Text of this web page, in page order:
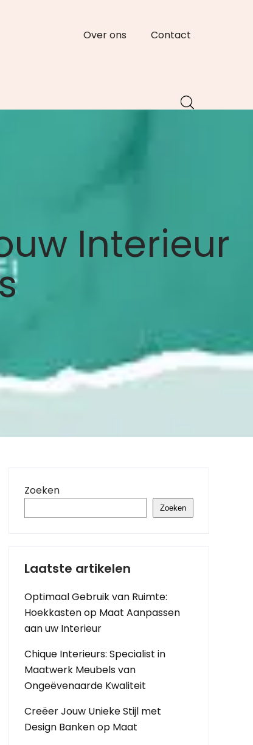
Over ons Contact
Interieur
Zoeken
Zoeken
Laatste artikelen
Optimaal Gebruik van Ruimte:
Hoekkasten op Maat Aanpassen
aan uw Interieur
Chique Interieurs: Specialist in
Maatwerk Meubels van
Ongeëvenaarde Kwaliteit
Creëer Jouw Unieke Stijl met
Design Banken op Maat